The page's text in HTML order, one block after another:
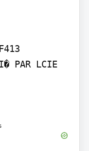
PAR LCIE